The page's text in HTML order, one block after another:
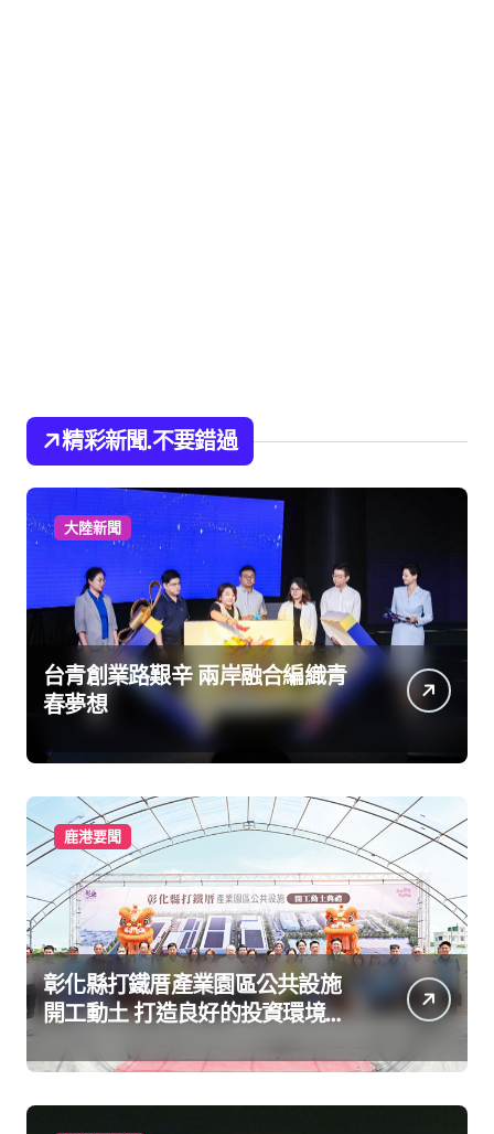
精彩新聞.不要錯過
大陸新聞
台青創業路艱辛 兩岸融合編織青
春夢想
鹿港要聞
彰化縣打鐵厝產業園區公共設施
開工動土 打造良好的投資環境讓